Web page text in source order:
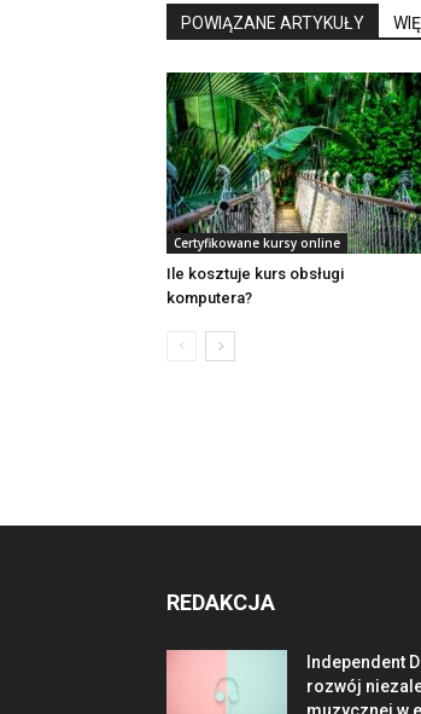
POWIĄZANE ARTYKUŁY
Certyfikowane kursy online
Ile kosztuje kurs obsługi
komputera?
REDAKCJA
Independent
rozwój